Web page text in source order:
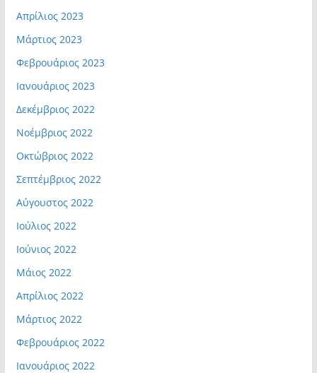
Απρίλιος 2023
Μάρτιος 2023
Φεβρουάριος 2023
Ιανουάριος 2023
Δεκέμβριος 2022
Νοέμβριος 2022
Οκτώβριος 2022
Σεπτέμβριος 2022
Αύγουστος 2022
Ιούλιος 2022
Ιούνιος 2022
Μάιος 2022
Απρίλιος 2022
Μάρτιος 2022
Φεβρουάριος 2022
Ιανουάριος 2022